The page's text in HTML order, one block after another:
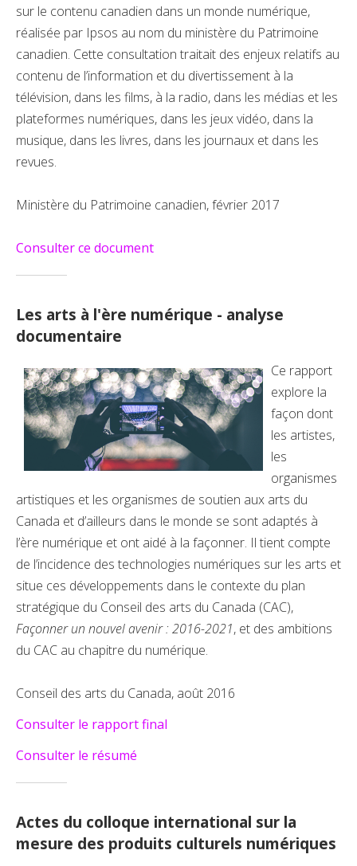
sur le contenu canadien dans un monde numérique,
réalisée par Ipsos au nom du ministère du Patrimoine
canadien. Cette consultation traitait des enjeux relatifs au
contenu de l’information et du divertissement à la
télévision, dans les films, à la radio, dans les médias et les
plateformes numériques, dans les jeux vidéo, dans la
musique, dans les livres, dans les journaux et dans les
revues.
Ministère du Patrimoine canadien, février 2017
Consulter ce document
Les arts à l'ère numérique - analyse
documentaire
Ce rapport
explore la
façon dont
les artistes,
les
organismes
artistiques et les organismes de soutien aux arts du
Canada et d’ailleurs dans le monde se sont adaptés à
l’ère numérique et ont aidé à la façonner. Il tient compte
de l’incidence des technologies numériques sur les arts et
situe ces développements dans le contexte du plan
stratégique du Conseil des arts du Canada (CAC),
Façonner un nouvel avenir : 2016-2021, et des ambitions
du CAC au chapitre du numérique.
Conseil des arts du Canada, août 2016
Consulter le rapport final
Consulter le résumé
Actes du colloque international sur la
mesure des produits culturels numériques